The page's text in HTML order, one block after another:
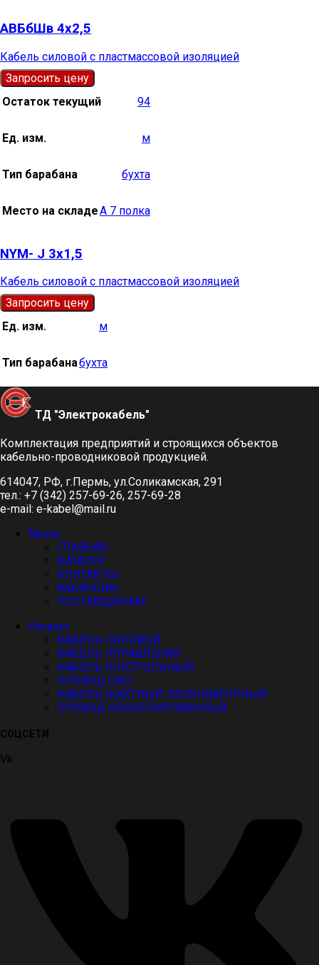
АВБбШв 4х2,5
Кабель силовой с пластмассовой изоляцией
Запросить цену
Остаток текущий
94
Ед. изм. м
Тип барабана бухта
Место на складеА 7 полка
NYM- J 3х1,5
Кабель силовой с пластмассовой изоляцией
Запросить цену
Ед. изм.
м
Тип барабанабухта
ТД "Электрокабель"​
Комплектация предприятий и строящихся объектов
кабельно-проводниковой продукцией.
614047, РФ, г.Пермь, ул.Соликамская, 291
тел.: +7 (342) 257-69-26, 257-69-28
e-mail: e-kabel@mail.ru
Меню
ГЛАВНАЯ
КАТАЛОГ
КОНТАКТЫ
ВАКАНСИИ
ПОСТАВЩИКАМ
Каталог
КАБЕЛЬ СИЛОВОЙ
КАБЕЛЬ УПРАВЛЕНИЯ
КАБЕЛЬ КОНТРОЛЬНЫЙ
ПРОВОД СИП
КАБЕЛЬ ШАХТНЫЙ ЭКСКОВАТОРНЫЙ
ПРОВОД НЕИЗОЛИРОВАННЫЙ
СОЦСЕТИ
Vk